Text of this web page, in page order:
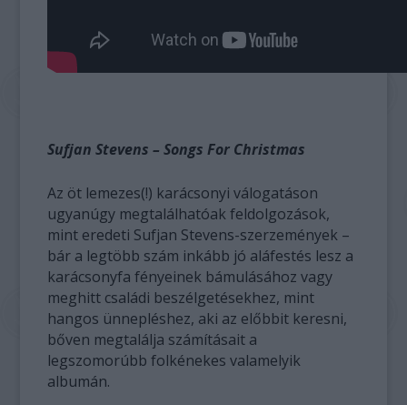
Sufjan Stevens – Songs For Christmas
Az öt lemezes(!) karácsonyi válogatáson
ugyanúgy megtalálhatóak feldolgozások,
mint eredeti Sufjan Stevens-szerzemények –
bár a legtöbb szám inkább jó aláfestés lesz a
karácsonyfa fényeinek bámulásához vagy
meghitt családi beszélgetésekhez, mint
hangos ünnepléshez, aki az előbbit keresni,
bőven megtalálja számításait a
legszomorúbb folkénekes valamelyik
albumán.